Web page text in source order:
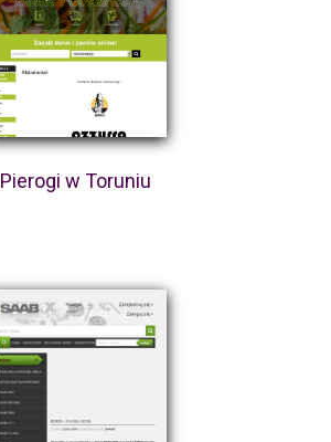
Pierogi w Toruniu